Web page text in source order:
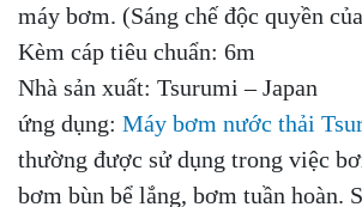
máy bơm. (Sáng chế độc quyền
Kèm cáp tiêu chuẩn: 6m
Nhà sản xuất: Tsurumi – Japan
ứng dụng: Máy bơm nước thải
thường được sử dụng trong việc
bơm bùn bể lắng, bơm tuần hoàn.